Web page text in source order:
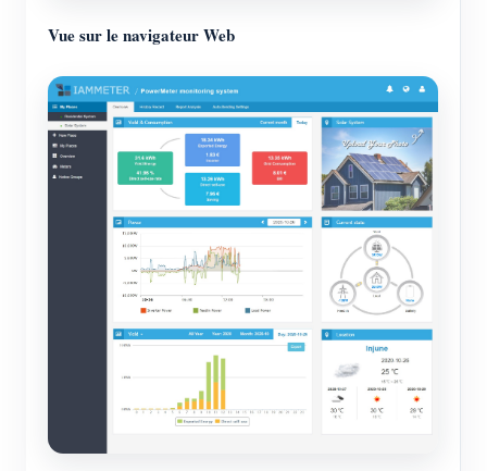
Vue sur le navigateur Web